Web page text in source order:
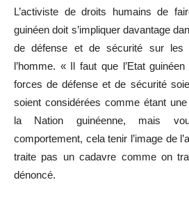
L’activiste de droits humains de
guinéen doit s’impliquer davantage
de défense et de sécurité sur les
l’homme. « Il faut que l’Etat
forces de défense et de sécurité
soient considérées comme étant
la Nation guinéenne, mais
comportement, cela tenir l’image de
traite pas un cadavre comme on
dénoncé.